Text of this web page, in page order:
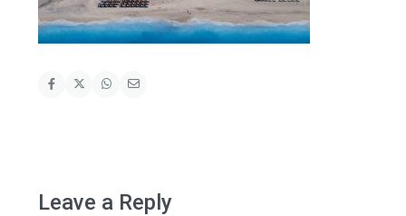
Leave a Reply